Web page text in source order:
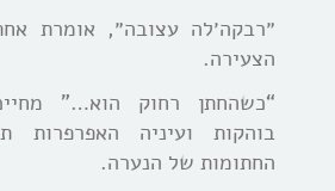
״רבקה׳לה עצובה״, אומרת
הצעירה.
“כשהחתן רחוק הוא…”
בוהקות ועיניה האפרפרות
החתומות של הנערה.